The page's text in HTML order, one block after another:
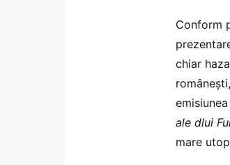
Conform
chiar
ale dlui
mare